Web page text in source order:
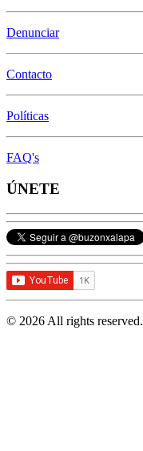
Denunciar
Contacto
Políticas
FAQ's
ÚNETE
© 2026 All rights reserved.